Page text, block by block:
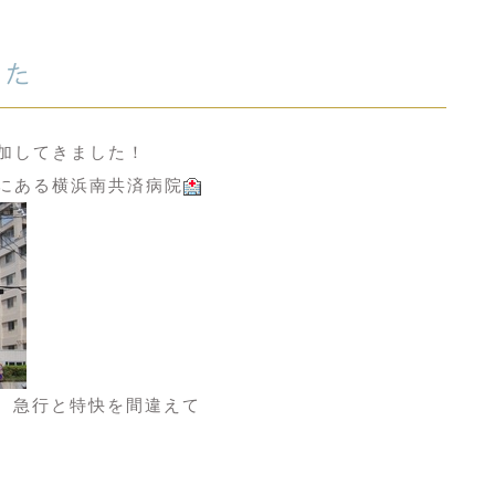
してきました！
ある横浜南共済病院
急行と特快を間違えて